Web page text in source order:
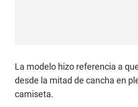
La modelo hizo referencia a
desde la mitad de cancha en
camiseta.